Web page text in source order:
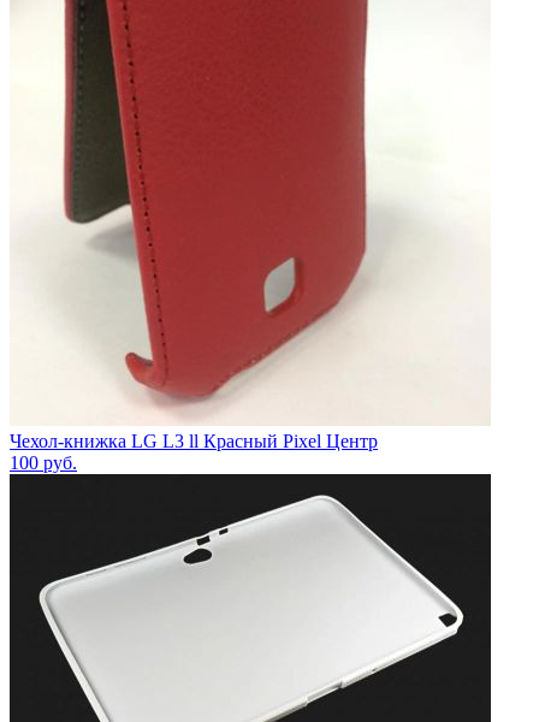
Чехол-книжка LG L3 ll Красный Pixel Центр
100 руб.